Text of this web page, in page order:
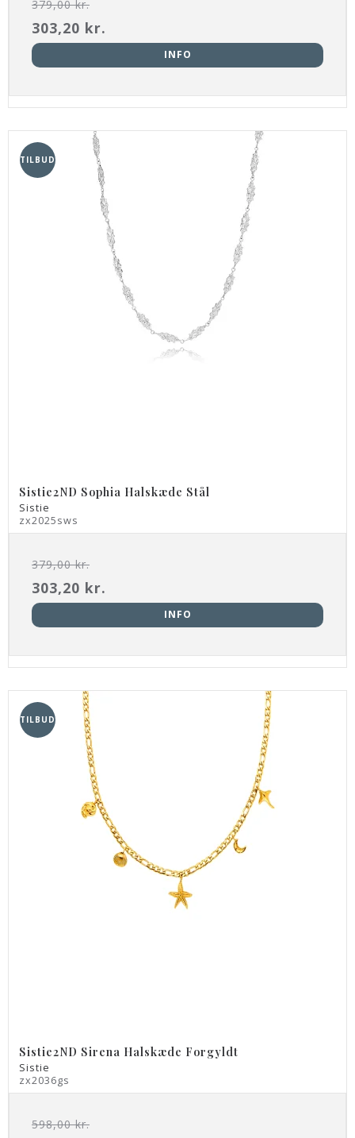
379,00 kr.
303,20 kr.
INFO
TILBUD
Sistie2ND Sophia Halskæde Stål
Sistie
zx2025sws
379,00 kr.
303,20 kr.
INFO
TILBUD
Sistie2ND Sirena Halskæde Forgyldt
Sistie
zx2036gs
598,00 kr.